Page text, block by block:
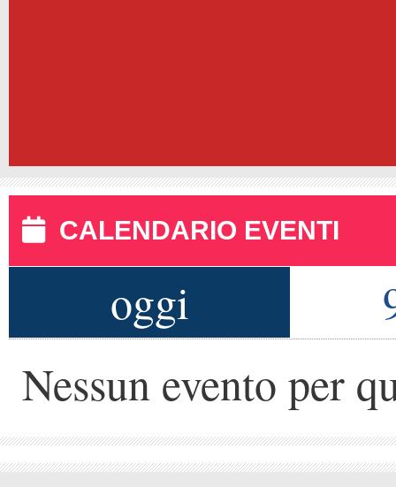
CALENDARIO EVENTI
oggi
Nessun evento per